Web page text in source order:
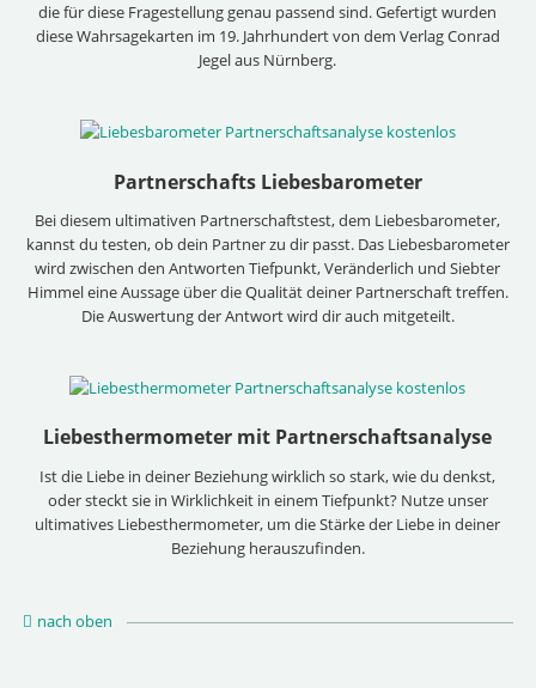
die für diese Fragestellung genau passend sind. Gefertigt wurden
diese Wahrsagekarten im 19. Jahrhundert von dem Verlag Conrad
Jegel aus Nürnberg.
Partnerschafts Liebesbarometer
Bei diesem ultimativen Partnerschaftstest, dem Liebesbarometer,
kannst du testen, ob dein Partner zu dir passt. Das Liebesbarometer
wird zwischen den Antworten Tiefpunkt, Veränderlich und Siebter
Himmel eine Aussage über die Qualität deiner Partnerschaft treffen.
Die Auswertung der Antwort wird dir auch mitgeteilt.
Liebesthermometer mit Partnerschaftsanalyse
Ist die Liebe in deiner Beziehung wirklich so stark, wie du denkst,
oder steckt sie in Wirklichkeit in einem Tiefpunkt? Nutze unser
ultimatives Liebesthermometer, um die Stärke der Liebe in deiner
Beziehung herauszufinden.
nach oben